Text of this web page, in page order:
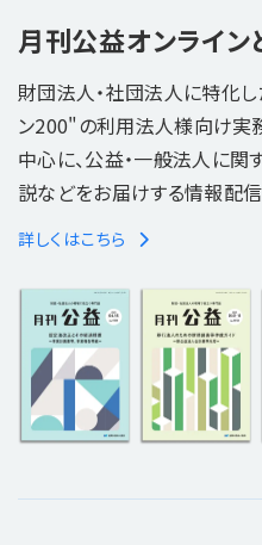
月刊公益オンライン
財団法人・社団法人に特化
ン200"の利用法人様向け実
中心に、公益・一般法人に関
説などをお届けする情報配信
詳しくはこちら